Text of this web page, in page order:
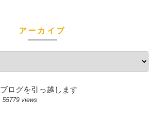
アーカイブ
ブログを引っ越します
55779 views